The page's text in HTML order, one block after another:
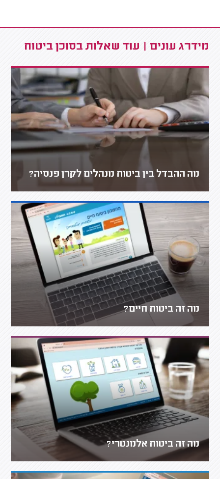
מידרג עונים | עוד שאלות בסוכן ביטוח
מה ההבדל בין ביטוח מנהלים לקרן פנסיה?
מה זה ביטוח חיים?
מה זה ביטוח אלמנטרי?